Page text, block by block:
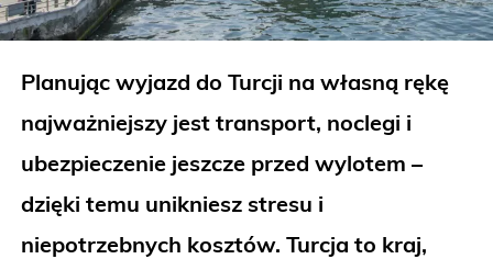
Planując wyjazd do Turcji na własną rękę
najważniejszy jest transport, noclegi i
ubezpieczenie jeszcze przed wylotem –
dzięki temu unikniesz stresu i
niepotrzebnych kosztów. Turcja to kraj,